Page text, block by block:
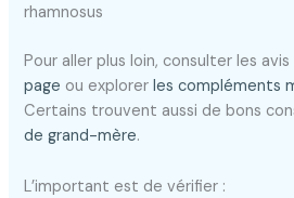
rhamnosus
Pour aller plus loin, consulter les
page ou explorerles compléments
Certains trouvent aussi de bons
de grand-mère.
L’important est de vérifier :